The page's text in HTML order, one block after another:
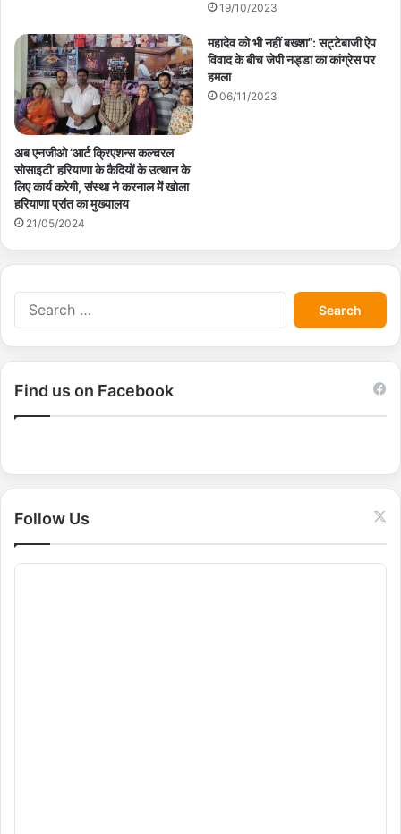
19/10/2023
अब एनजीओ ‘आर्ट क्रिएशन्स कल्चरल
सोसाइटी’ हरियाणा के कैदियों के उत्थान के
लिए कार्य करेगी, संस्था ने करनाल में खोला
हरियाणा प्रांत का मुख्यालय
21/05/2024
महादेव को भी नहीं बख्शा”: सट्टेबाजी ऐप
विवाद के बीच जेपी नड्डा का कांग्रेस पर
हमला
06/11/2023
S
e
a
r
r
:
Find us on Facebook
Follow Us